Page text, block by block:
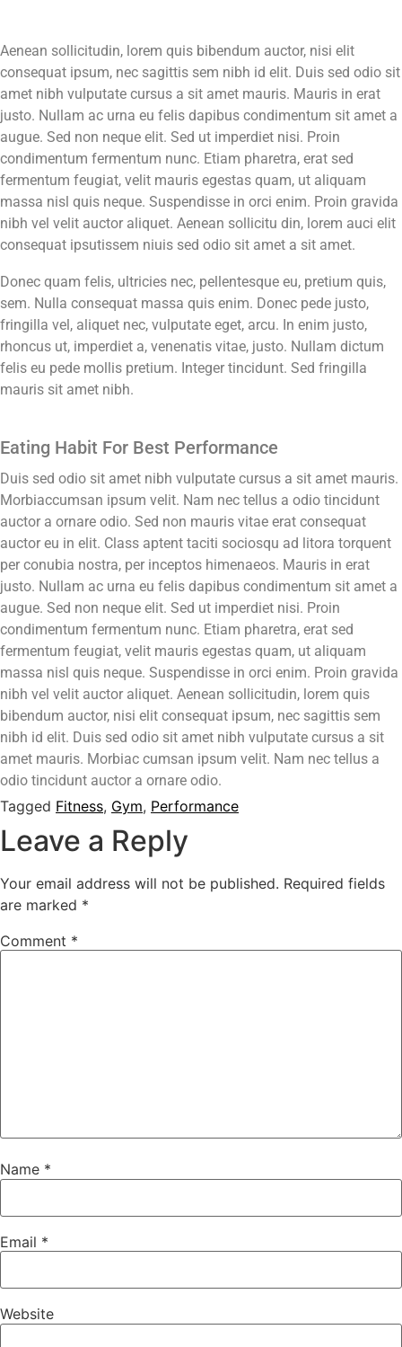
Aenean sollicitudin, lorem quis bibendum auctor, nisi elit
consequat ipsum, nec sagittis sem nibh id elit. Duis sed odio sit
amet nibh vulputate cursus a sit amet mauris. Mauris in erat
justo. Nullam ac urna eu felis dapibus condimentum sit amet a
augue. Sed non neque elit. Sed ut imperdiet nisi. Proin
condimentum fermentum nunc. Etiam pharetra, erat sed
fermentum feugiat, velit mauris egestas quam, ut aliquam
massa nisl quis neque. Suspendisse in orci enim. Proin gravida
nibh vel velit auctor aliquet. Aenean sollicitu din, lorem auci elit
consequat ipsutissem niuis sed odio sit amet a sit amet.
Donec quam felis, ultricies nec, pellentesque eu, pretium quis,
sem. Nulla consequat massa quis enim. Donec pede justo,
fringilla vel, aliquet nec, vulputate eget, arcu. In enim justo,
rhoncus ut, imperdiet a, venenatis vitae, justo. Nullam dictum
felis eu pede mollis pretium. Integer tincidunt. Sed fringilla
mauris sit amet nibh.
Eating Habit For Best Performance
Duis sed odio sit amet nibh vulputate cursus a sit amet mauris.
Morbiaccumsan ipsum velit. Nam nec tellus a odio tincidunt
auctor a ornare odio. Sed non mauris vitae erat consequat
auctor eu in elit. Class aptent taciti sociosqu ad litora torquent
per conubia nostra, per inceptos himenaeos. Mauris in erat
justo. Nullam ac urna eu felis dapibus condimentum sit amet a
augue. Sed non neque elit. Sed ut imperdiet nisi. Proin
condimentum fermentum nunc. Etiam pharetra, erat sed
fermentum feugiat, velit mauris egestas quam, ut aliquam
massa nisl quis neque. Suspendisse in orci enim. Proin gravida
nibh vel velit auctor aliquet. Aenean sollicitudin, lorem quis
bibendum auctor, nisi elit consequat ipsum, nec sagittis sem
nibh id elit. Duis sed odio sit amet nibh vulputate cursus a sit
amet mauris. Morbiac cumsan ipsum velit. Nam nec tellus a
odio tincidunt auctor a ornare odio.
Tagged Fitness, Gym, Performance
Leave a Reply
Your email address will not be published. Required fields
are marked *
Comment *
Name *
Email *
Website